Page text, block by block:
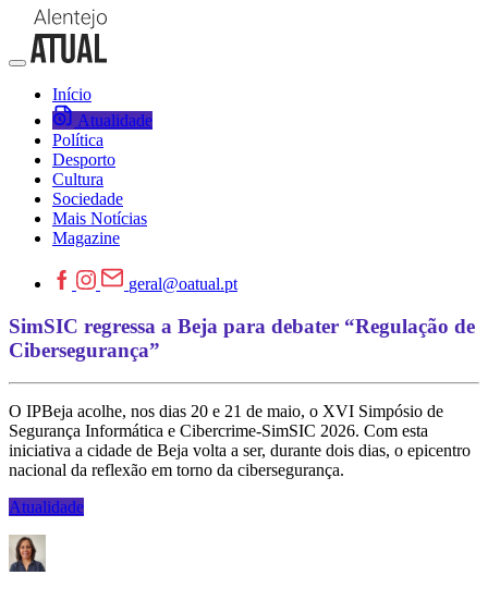
Início
Atualidade
Política
Desporto
Cultura
Sociedade
Mais Notícias
Magazine
geral@oatual.pt
SimSIC regressa a Beja para debater “Regulação de
Cibersegurança”
O IPBeja acolhe, nos dias 20 e 21 de maio, o XVI Simpósio de
Segurança Informática e Cibercrime-SimSIC 2026. Com esta
iniciativa a cidade de Beja volta a ser, durante dois dias, o epicentro
nacional da reflexão em torno da cibersegurança.
Atualidade